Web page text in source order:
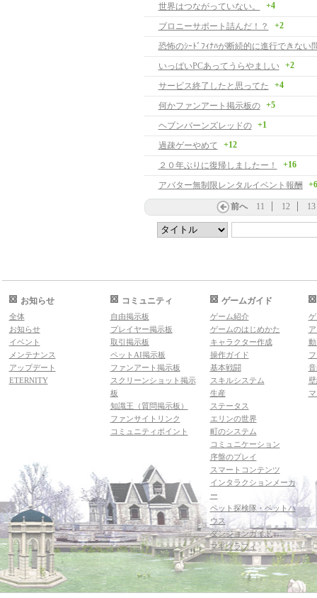
世界はつながっていない。 +4
ブロニーサポート詰んだ！？ +2
恐怖のｼｰﾄﾞﾌｨﾅﾊが断続的に進行できない
いっぱいPCあってうらやましい
+2
サービス終了したと思ってた +4
何かファンアート掲示板の +5
ヘブンバーンズレッドの +1
過疎ゲーやめて +12
２０年ぶりに復帰しましたー！ +16
アバター無制限レンタルイベント報酬 +6
前へ 11 12 13
お知らせ
全体
お知らせ
イベント
メンテナンス
アップデート
ETERNITY
コミュニティ
自由掲示板
プレイヤー掲示板
取引掲示板
ペットAI掲示板
ファンアート掲示板
スクリーンショット掲示
板
知識王（質問掲示板）
ファンサイトリンク
コミュニティポイント
ゲームガイド
ゲーム紹介
ゲームのはじめかた
キャラクター作成
操作ガイド
基本戦闘
スキルシステム
生産
ステータス
エリンの世界
町のシステム
コミュニケーション
序盤のプレイ
スマートコンテンツ
インタラクションメーカ
ー
ペット探検隊・ペットハ
ウス
ダンジョンガイド
マギグラフィ